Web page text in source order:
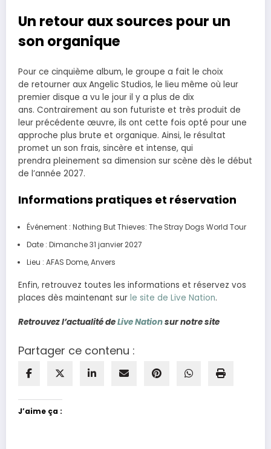
Un retour aux sources pour un
son organique
Pour ce cinquième album, le groupe a fait le choix
de retourner aux Angelic Studios, le lieu même où leur
premier disque a vu le jour il y a plus de dix
ans. Contrairement au son futuriste et très produit de
leur précédente œuvre, ils ont cette fois opté pour une
approche plus brute et organique. Ainsi, le résultat
promet un son frais, sincère et intense, qui
prendra pleinement sa dimension sur scène dès le début
de l’année 2027.
Informations pratiques et réservation
Événement : Nothing But Thieves: The Stray Dogs World Tour
Date : Dimanche 31 janvier 2027
Lieu : AFAS Dome, Anvers
Enfin, retrouvez toutes les informations et réservez vos
places dès maintenant sur le site de Live Nation.
Retrouvez l’actualité deLive Nationsur notre site
Partager ce contenu :
J’aime ça :